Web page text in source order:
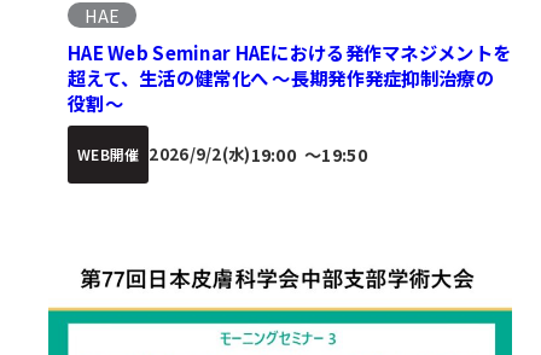
HAE
HAE Web Seminar HAEにおける発作マネジメントを
超えて、生活の健常化へ ～長期発作発症抑制治療の
役割～
WEB開催 2026/9/2(水)19:00 〜19:50